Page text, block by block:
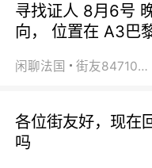
寻找证人 8月6号
向， 位置在 A3巴
闲聊法国 街友84710671
各位街友好，现在
吗